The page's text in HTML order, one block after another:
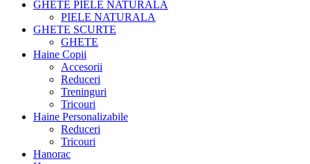
GHETE PIELE NATURALA
PIELE NATURALA
GHETE SCURTE
GHETE
Haine Copii
Accesorii
Reduceri
Treninguri
Tricouri
Haine Personalizabile
Reduceri
Tricouri
Hanorac